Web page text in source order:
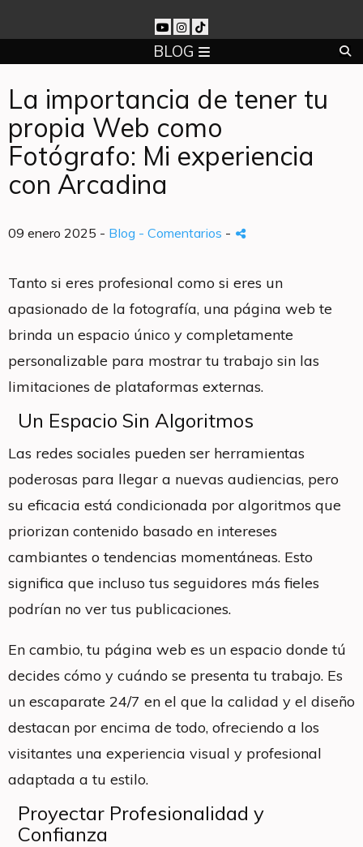
BLOG
La importancia de tener tu
propia Web como
Fotógrafo: Mi experiencia
con Arcadina
09 enero 2025 - Blog - Comentarios -
Tanto si eres profesional como si eres un
apasionado de la fotografía, una página web te
brinda un espacio único y completamente
personalizable para mostrar tu trabajo sin las
limitaciones de plataformas externas.
Un Espacio Sin Algoritmos
Las redes sociales pueden ser herramientas
poderosas para llegar a nuevas audiencias, pero
su eficacia está condicionada por algoritmos que
priorizan contenido basado en intereses
cambiantes o tendencias momentáneas. Esto
significa que incluso tus seguidores más fieles
podrían no ver tus publicaciones.
En cambio, tu página web es un espacio donde tú
decides cómo y cuándo se presenta tu trabajo. Es
un escaparate 24/7 en el que la calidad y el diseño
destacan por encima de todo, ofreciendo a los
visitantes una experiencia visual y profesional
adaptada a tu estilo.
Proyectar Profesionalidad y
Confianza